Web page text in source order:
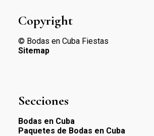
Copyright
© Bodas en Cuba Fiestas
Sitemap
Secciones
Bodas en Cuba
Paquetes de Bodas en Cuba